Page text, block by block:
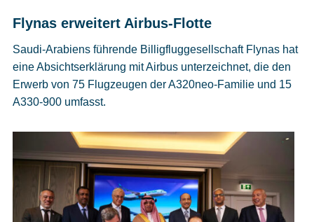
Flynas erweitert Airbus-Flotte
Saudi-Arabiens führende Billigfluggesellschaft Flynas hat
eine Absichtserklärung mit Airbus unterzeichnet, die den
Erwerb von 75 Flugzeugen der A320neo-Familie und 15
A330-900 umfasst.